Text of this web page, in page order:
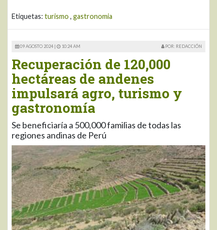
Etiquetas: turismo , gastronomia
09 AGOSTO 2024 | 10:24 AM POR: REDACCIÓN
Recuperación de 120,000
hectáreas de andenes
impulsará agro, turismo y
gastronomía
Se beneficiaría a 500,000 familias de todas las
regiones andinas de Perú